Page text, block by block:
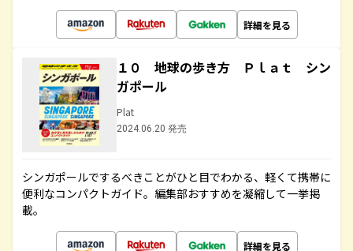
詳細を見る
１０ 地球の歩き方 Ｐｌａｔ シン
ガポール
Plat
2024.06.20 発売
シンガポールでするべきことがひと目でわかる、軽くて携帯に
便利なコンパクトガイド。編集部おすすめを凝縮して一挙掲
載。
詳細を見る